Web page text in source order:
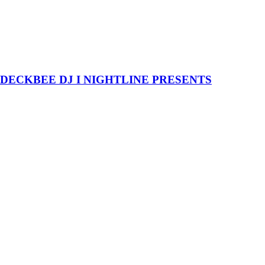
KASTEL #ROOFTOPSERIES025: DENIZ KABU + MANTHEM + ESRENA + UGUR SEN + FULERS + DECKBEE DJ I NIGHTLINE PRESENTS